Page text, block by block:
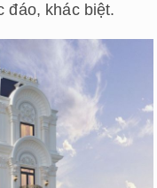
đáo, khác biệt.